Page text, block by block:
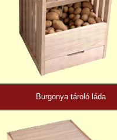
Burgonya tároló láda